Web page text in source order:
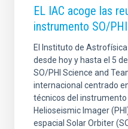
EL IAC acoge las
instrumento SO/
El Instituto de
desde hoy y hasta el 5
SO/PHI Science and
internacional centrado
técnicos del
Helioseismic Imager
espacial Solar Orbiter